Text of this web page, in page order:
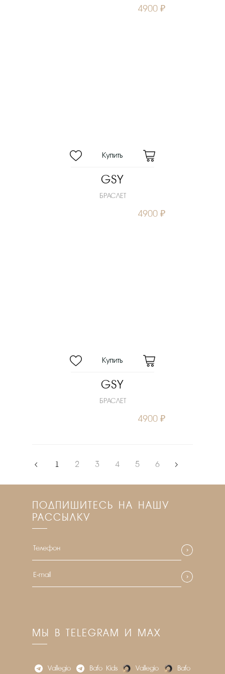
4900 ₽
GSY
БРАСЛЕТ
4900 ₽
GSY
БРАСЛЕТ
4900 ₽
‹ 1 2 3 4 5 6 ›
ПОДПИШИТЕСЬ НА НАШУ
РАССЫЛКУ
МЫ В TELEGRAM И MAX
Vallegio Bafo_Kids Vallegio Bafo